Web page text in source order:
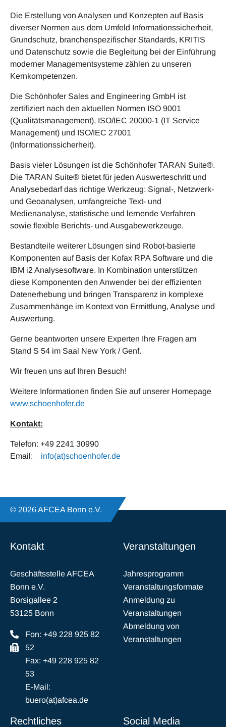
Die Erstellung von Analysen und Konzepten auf Basis
diverser Normen aus dem Umfeld Informationssicherheit,
Grundschutz, branchenspezifischer Standards, KRITIS
und Datenschutz sowie die Begleitung bei der Einführung
moderner Managementsysteme zählen zu unseren
Kernkompetenzen.
Die Schönhofer Sales and Engineering GmbH ist
zertifiziert nach den aktuellen Normen ISO 9001
(Qualitätsmanagement), ISO/IEC 20000-1 (IT Service
Management) und ISO/IEC 27001
(Informationssicherheit).
Basis vieler Lösungen ist die Schönhofer TARAN Suite®.
Die TARAN Suite® bietet für jeden Auswerteschritt und
Analysebedarf das richtige Werkzeug: Signal-, Netzwerk-
und Geoanalysen, umfangreiche Text- und
Medienanalyse, statistische und lernende Verfahren
sowie flexible Berichts- und Ausgabewerkzeuge.
Bestandteile weiterer Lösungen sind Robot-basierte
Komponenten auf Basis der Kofax RPA Software und die
IBM i2 Analysesoftware. In Kombination unterstützen
diese Komponenten den Anwender bei der effizienten
Datenerhebung und bringen Transparenz in komplexe
Zusammenhänge im Kontext von Ermittlung, Analyse und
Auswertung.
Gerne beantworten unsere Experten Ihre Fragen am
Stand S 54 im Saal New York / Genf.
Wir freuen uns auf Ihren Besuch!
Weitere Informationen finden Sie auf unserer Homepage
www.schoenhofer.de
Kontakt:
Telefon: +49 2241 30990
Email: info(at)schoenhofer.de
© 2026 AFCEA Bonn e.V.
Kontakt
Geschäftsstelle AFCEA
Bonn e.V.
Borsigallee 2
53125 Bonn
Fon: +49 228 925 82
52
Fax: +49 228 925 82
53
E-Mail:
buero(at)afcea.de
Veranstaltungen
Jahresprogramm
Veranstaltungsformate
Anmeldung zu
Veranstaltungen
Abmeldung von
Veranstaltungen
Rechtliches Social Media